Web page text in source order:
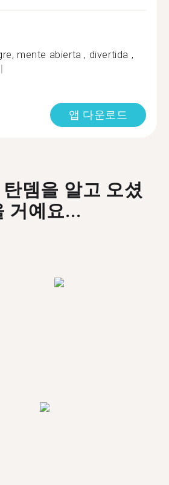
mente abierta , divertida ,
앱 다운로드
뎀을 알고 오셨
거예요...